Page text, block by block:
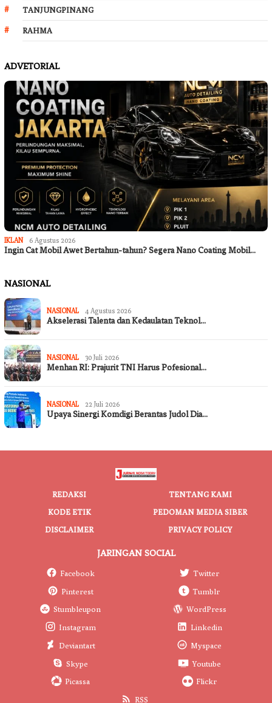
TANJUNGPINANG
RAHMA
ADVETORIAL
IKLAN 6 Agustus 2026
Ingin Cat Mobil Awet Bertahun-tahun? Segera Nano Coating Mobil…
NASIONAL
NASIONAL 4 Agustus 2026
Akselerasi Talenta dan Kedaulatan Teknol…
NASIONAL 30 Juli 2026
Menhan RI: Prajurit TNI Harus Pofesional…
NASIONAL 22 Juli 2026
Upaya Sinergi Komdigi Berantas Judol Dia…
REDAKSI
TENTANG KAMI
KODE ETIK
PEDOMAN MEDIA SIBER
DISCLAIMER
PRIVACY POLICY
JARINGAN SOCIAL
Facebook
Twitter
Pinterest
Tumblr
Stumbleupon
WordPress
Instagram
Linkedin
Deviantart
Myspace
Skype
Youtube
Picassa
Flickr
RSS